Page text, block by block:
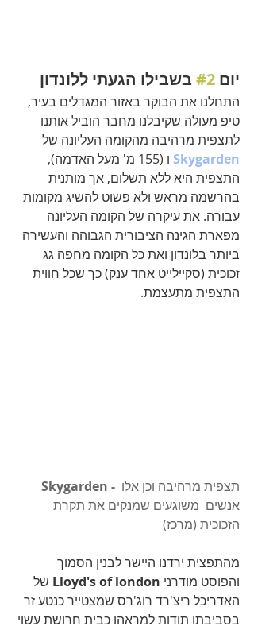
יום #2 בשבילו הגעתי ללונדון
התחלנו את הבוקר באזור המגדלים בעיר,
טיפ מעולה שקיבלנו מחבר הוביל אותנו
לתצפית מרהיבה מהקומה העליונה של
Skygarden
ו (155 מ' מעל האדמה),
התצפית היא ללא תשלום, אך מותנית
בהרשמה מראש ולא פשוט להשיג מקומות
עבורה. את עיקרה של הקומה העליונה
מפארת הגינה הציבורית הגבוהה והעשירה
ביותר בלונדון ואת כל הקומה מחפה גג
זכוכית (סקיילייט אחד ענק) כך שכל חווית
התצפית מתעצמת.
Skygarden - תצפית מרהיבה וכן אלו
אנשים  משוגעים שמנקים את תקרת
הזכוכית (מרכז)
מהתפצית ירדנו היישר לבנין הסמוך
והפוסט מודרני Lloyd's of london של
האדריכל ריצ'רד רוג'רס שמצטייר כנטע זר
בסביבתו תודות למראהו כבית חרושת עשוי